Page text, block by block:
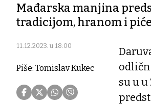
Mađarska manjina
tradicijom, hranom i
11.12.2023. u 18:00
Piše: Tomislav Kukec
su u